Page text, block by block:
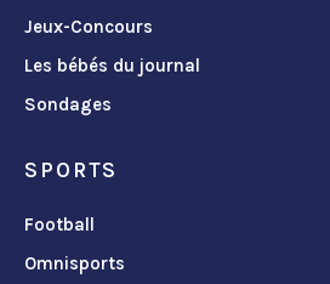
Jeux-Concours
Les bébés du journal
Sondages
SPORTS
Football
Omnisports